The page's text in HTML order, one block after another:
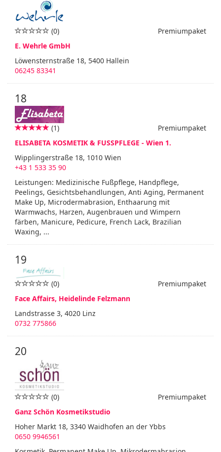
Premiumpaket
(0)
E. Wehrle GmbH
Löwensternstraße 18, 5400 Hallein
06245 83341
18
Premiumpaket
(1)
ELISABETA KOSMETIK & FUSSPFLEGE - Wien 1.
Wipplingerstraße 18, 1010 Wien
+43 1 533 35 90
Leistungen: Medizinische Fußpflege, Handpflege,
Peelings, Gesichtsbehandlungen, Anti Aging, Permanent
Make Up, Microdermabrasion, Enthaarung mit
Warmwachs, Harzen, Augenbrauen und Wimpern
färben, Manicure, Pedicure, French Lack, Brazilian
Waxing, ...
19
Premiumpaket
(0)
Face Affairs, Heidelinde Felzmann
Landstrasse 3, 4020 Linz
0732 775866
20
Premiumpaket
(0)
Ganz Schön Kosmetikstudio
Hoher Markt 18, 3340 Waidhofen an der Ybbs
0650 9946561